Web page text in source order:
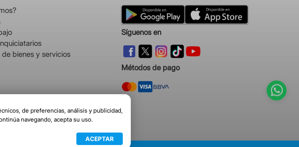
de preferencias, análisis y publicidad,
navegando, acepta su uso.
ACEPTAR
de bienes y servicios
Síguenos en
Métodos de pago